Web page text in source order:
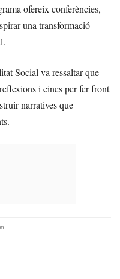
ofereix conferències,
una transformació
Social va ressaltar que
i eines per fer front
narratives que
-